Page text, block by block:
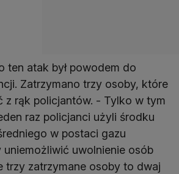
ten atak był powodem do
Zatrzymano trzy osoby, które
z rąk policjantów. - Tylko w tym
raz policjanci użyli środku
w postaci gazu
uniemożliwić uwolnienie osób
trzy zatrzymane osoby to dwaj